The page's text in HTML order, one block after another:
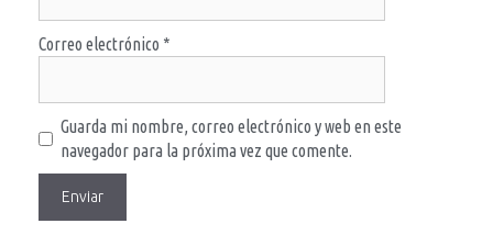
Correo electrónico *
Guarda mi nombre, correo electrónico y web en este
navegador para la próxima vez que comente.